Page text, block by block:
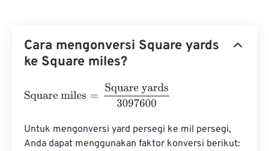
Cara mengonversi Square yards
ke Square miles?
Square miles Square yards3097600
Untuk mengonversi yard persegi ke mil persegi,
Anda dapat menggunakan faktor konversi berikut: